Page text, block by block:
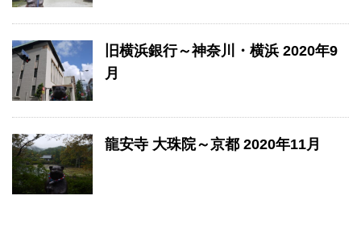
旧横浜銀行～神奈川・横浜 2020年9
月
龍安寺 大珠院～京都 2020年11月